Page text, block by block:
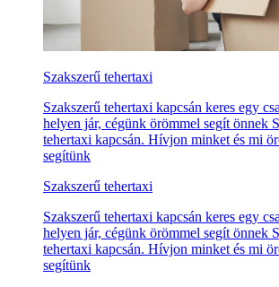
Szakszerű tehertaxi
Szakszerű tehertaxi kapcsán keres egy
helyen jár, cégünk örömmel segít önnek
tehertaxi kapcsán. Hívjon minket és mi
segítünk
Szakszerű tehertaxi
Szakszerű tehertaxi kapcsán keres egy
helyen jár, cégünk örömmel segít önnek
tehertaxi kapcsán. Hívjon minket és mi
segítünk